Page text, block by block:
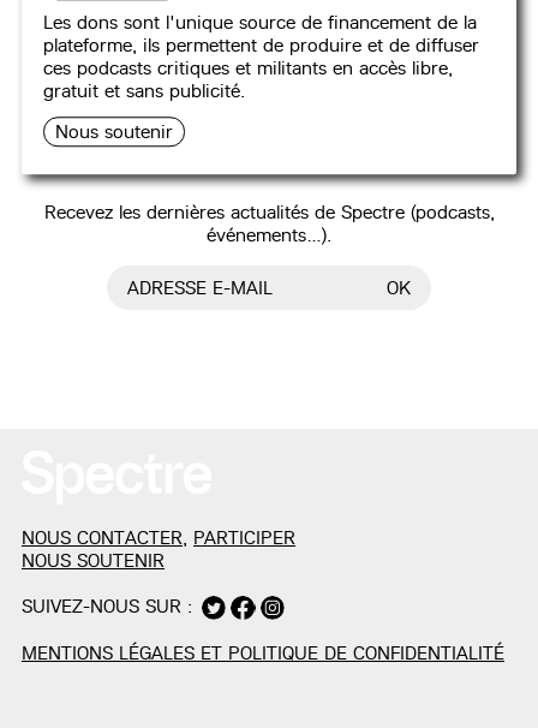
Les dons sont l'unique source de financement de la
plateforme, ils permettent de produire et de diffuser
ces podcasts critiques et militants en accès libre,
gratuit et sans publicité.
Nous soutenir
Restez informé·es
Recevez les dernières actualités de Spectre (podcasts,
événements…).
ADRESSE E-MAIL OK
NOUS CONTACTER, PARTICIPER
NOUS SOUTENIR
SUIVEZ-NOUS SUR :
MENTIONS LÉGALES ET POLITIQUE DE CONFIDENTIALITÉ